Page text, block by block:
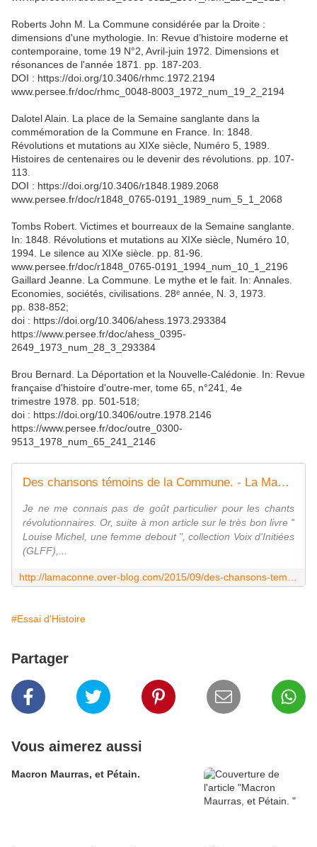
Roberts John M. La Commune considérée par la Droite :
dimensions d'une mythologie. In: Revue d’histoire moderne et
contemporaine, tome 19 N°2, Avril-juin 1972. Dimensions et
résonances de l'année 1871. pp. 187-203.
DOI : https://doi.org/10.3406/rhmc.1972.2194
www.persee.fr/doc/rhmc_0048-8003_1972_num_19_2_2194
Dalotel Alain. La place de la Semaine sanglante dans la
commémoration de la Commune en France. In: 1848.
Révolutions et mutations au XIXe siècle, Numéro 5, 1989.
Histoires de centenaires ou le devenir des révolutions. pp. 107-
113.
DOI : https://doi.org/10.3406/r1848.1989.2068
www.persee.fr/doc/r1848_0765-0191_1989_num_5_1_2068
Tombs Robert. Victimes et bourreaux de la Semaine sanglante.
In: 1848. Révolutions et mutations au XIXe siècle, Numéro 10,
1994. Le silence au XIXe siècle. pp. 81-96.
www.persee.fr/doc/r1848_0765-0191_1994_num_10_1_2196
Gaillard Jeanne. La Commune. Le mythe et le fait. In: Annales.
Economies, sociétés, civilisations. 28ᵉ année, N. 3, 1973.
pp. 838-852;
doi : https://doi.org/10.3406/ahess.1973.293384
https://www.persee.fr/doc/ahess_0395-
2649_1973_num_28_3_293384
Brou Bernard. La Déportation et la Nouvelle-Calédonie. In: Revue
française d'histoire d'outre-mer, tome 65, n°241, 4e
trimestre 1978. pp. 501-518;
doi : https://doi.org/10.3406/outre.1978.2146
https://www.persee.fr/doc/outre_0300-
9513_1978_num_65_241_2146
Des chansons témoins de la Commune. - La Maçonne
Je ne me connais pas de goût particulier pour les chants
révolutionnaires. Or, suite à mon article sur le très bon livre "
Louise Michel, une femme debout ", collection Voix d'Initiées
(GLFF),...
#Essai d'Histoire
Partager
Vous aimerez aussi
Macron Maurras, et Pétain.